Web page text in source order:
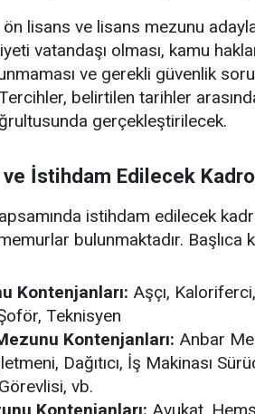
lisans ve lisans mezunu
vatandaşı olması, kamu
ve gerekli güvenlik
belirtilen tarihler
gerçekleştirilecek.
İstihdam Edilecek
istihdam edilecek
bulunmaktadır. Başlıca
Kontenjanları: Aşçı,
Teknisyen
Kontenjanları: Anbar
Dağıtıcı, İş Makinası
vb.